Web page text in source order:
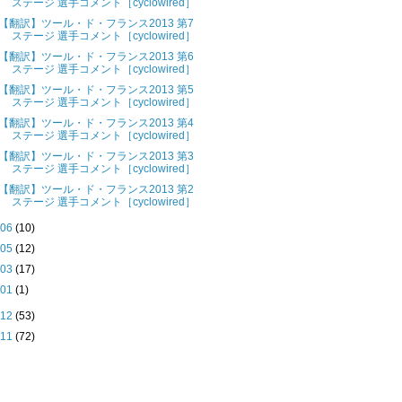
ステージ 選手コメント［cyclowired］
【翻訳】ツール・ド・フランス2013 第7
ステージ 選手コメント［cyclowired］
【翻訳】ツール・ド・フランス2013 第6
ステージ 選手コメント［cyclowired］
【翻訳】ツール・ド・フランス2013 第5
ステージ 選手コメント［cyclowired］
【翻訳】ツール・ド・フランス2013 第4
ステージ 選手コメント［cyclowired］
【翻訳】ツール・ド・フランス2013 第3
ステージ 選手コメント［cyclowired］
【翻訳】ツール・ド・フランス2013 第2
ステージ 選手コメント［cyclowired］
06(10)
05(12)
03(17)
01(1)
(53)
(72)